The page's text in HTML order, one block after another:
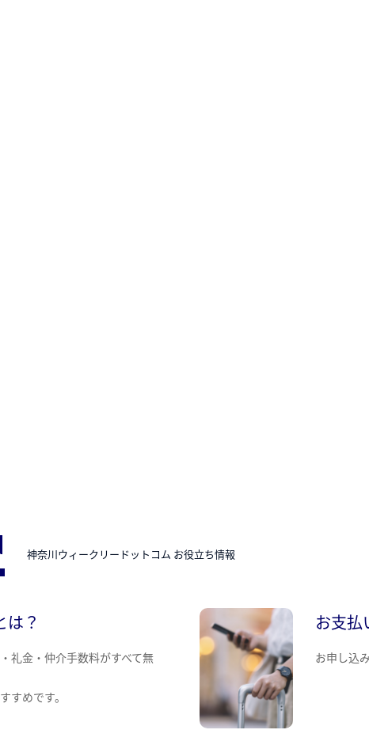
神奈川ウィークリードットコム お役立ち情報
は？
礼金・仲介手数料がすべて無
すめです。
お支払
お申し込